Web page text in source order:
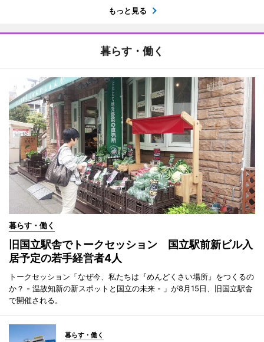
もっと見る
暮らす・働く
暮らす・働く
旧国立駅舎でトークセッション 国立駅前新ビル入
居予定の若手経営者4人
トークセッション「なぜ今、私たちは『めんどくさい場所』をつくるの
か？ - 温故知新の新スポットと国立の未来 - 」が8月15日、旧国立駅舎
で開催される。
暮らす・働く